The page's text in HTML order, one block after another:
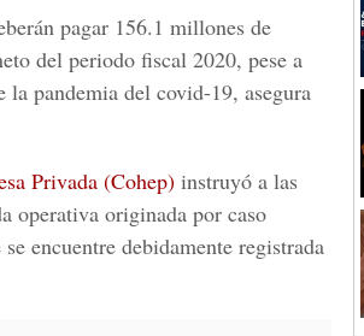
pagar 156.1 millones de
del periodo fiscal 2020, pese a
pandemia del covid-19, asegura
Privada (Cohep) instruyó a las
operativa originada por caso
encuentre debidamente registrada